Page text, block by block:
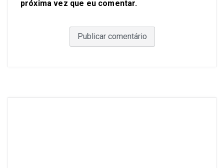
próxima vez que eu comentar.